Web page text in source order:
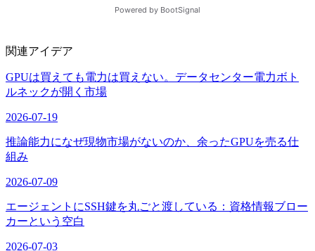
関連アイデア
GPUは買えても電力は買えない。データセンター電力ボト
ルネックが開く市場
2026-07-19
推論能力になぜ現物市場がないのか、余ったGPUを売る仕
組み
2026-07-09
エージェントにSSH鍵を丸ごと渡している：資格情報ブロー
カーという空白
2026-07-03